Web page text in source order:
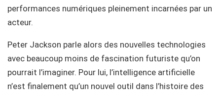
performances numériques pleinement incarnées par un
acteur.
Peter Jackson parle alors des nouvelles technologies
avec beaucoup moins de fascination futuriste qu’on
pourrait l’imaginer. Pour lui, l’intelligence artificielle
n’est finalement qu’un nouvel outil dans l’histoire des